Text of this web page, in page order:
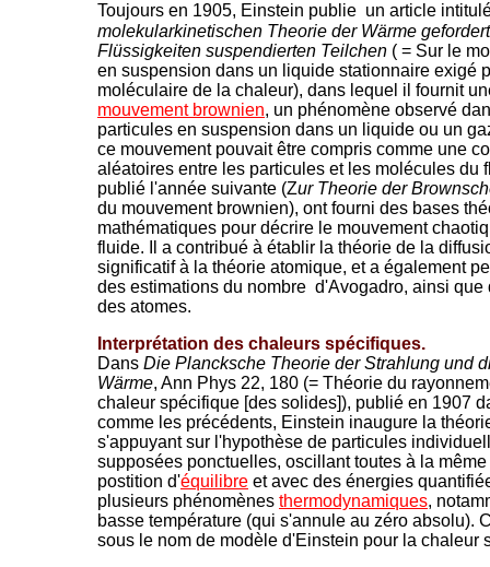
Toujours en 1905, Einstein publie un article
molekularkinetischen Theorie der Wärme
Flüssigkeiten suspendierten Teilchen ( = Sur le
en suspension dans un liquide stationnaire exigé
moléculaire de la chaleur), dans lequel il fournit
mouvement brownien, un phénomène observé
particules en suspension dans un liquide ou un
ce mouvement pouvait être compris comme une
aléatoires entre les particules et les molécules du
publié l'année suivante (Zur Theorie der
du mouvement brownien), ont fourni des bases
mathématiques pour décrire le mouvement
fluide. Il a contribué à établir la théorie de la
significatif à la théorie atomique, et a également
des estimations du nombre d'Avogadro, ainsi que
des atomes.
Interprétation des chaleurs spécifiques.
Dans Die Plancksche Theorie der Strahlung und
Wärme, Ann Phys 22, 180 (= Théorie du
chaleur spécifique [des solides]), publié en 1907
comme les précédents, Einstein inaugure la
s'appuyant sur l'hypothèse de particules
supposées ponctuelles, oscillant toutes à la
postition d'équilibre et avec des énergies
plusieurs phénomènes thermodynamiques,
basse température (qui s'annule au zéro absolu).
sous le nom de modèle d'Einstein pour la chaleur